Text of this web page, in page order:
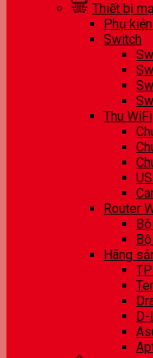
Thiết bị
Phụ
Switch
Thu WiFi
Router
Hãng
D-